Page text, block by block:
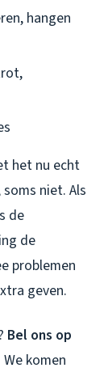
hangen
het nu echt
niet. Als
de
de
problemen
geven.
Bel ons op
We komen